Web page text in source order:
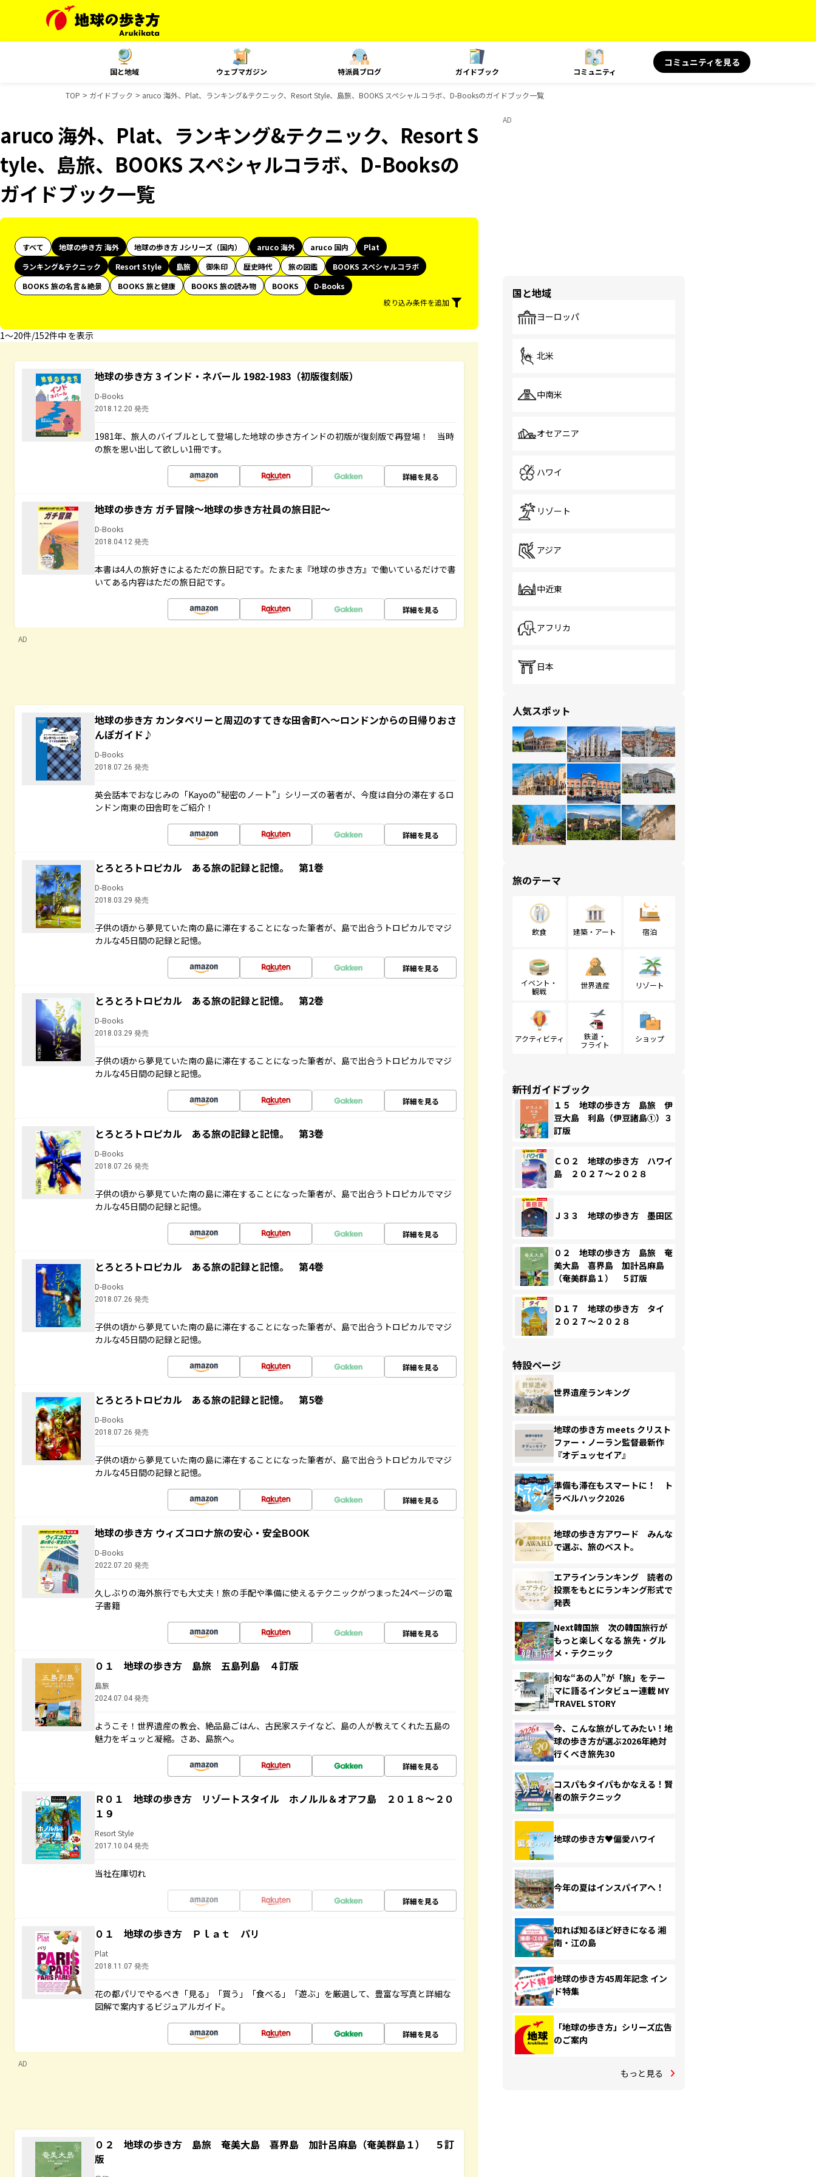
国と地域 ウェブマガジン 特派員ブログ ガイドブック コミュニティ
コミュニティを見る
TOP ガイドブック aruco 海外、Plat、ランキング&テクニック、Resort Style、島旅、BOOKS スペシャルコラボ、D-Booksのガイドブック一覧
aruco 海外、Plat、ランキング&テクニック、Resort S
tyle、島旅、BOOKS スペシャルコラボ、D-Booksの
ガイドブック一覧
すべて 地球の歩き方 海外 地球の歩き方 Jシリーズ（国内） aruco 海外 aruco 国内
Plat
ランキング&テクニック
Resort Style 島旅 御朱印 歴史時代 旅の図鑑
BOOKS スペシャルコラボ
BOOKS 旅の名言＆絶景
BOOKS 旅と健康 BOOKS 旅の読み物 BOOKS
D-Books
絞り込み条件を追加
1〜20件/152件中 を表示
地球の歩き方 3 インド・ネパール 1982-1983（初版復刻版）
D-Books
2018.12.20 発売
1981年、旅人のバイブルとして登場した地球の歩き方インドの初版が復刻版で再登場！ 当時
の旅を思い出して欲しい1冊です。
詳細を見る
地球の歩き方 ガチ冒険～地球の歩き方社員の旅日記～
D-Books
2018.04.12 発売
本書は4人の旅好きによるただの旅日記です。たまたま『地球の歩き方』で働いているだけで書
いてある内容はただの旅日記です。
詳細を見る
AD
地球の歩き方 カンタベリーと周辺のすてきな田舎町へ～ロンドンからの日帰りおさ
んぽガイド♪
D-Books
2018.07.26 発売
英会話本でおなじみの「Kayoの“秘密のノート”」シリーズの著者が、今度は自分の滞在するロ
ンドン南東の田舎町をご紹介！
詳細を見る
とろとろトロピカル ある旅の記録と記憶。 第1巻
D-Books
2018.03.29 発売
子供の頃から夢見ていた南の島に滞在することになった筆者が、島で出合うトロピカルでマジ
カルな45日間の記録と記憶。
詳細を見る
とろとろトロピカル ある旅の記録と記憶。 第2巻
D-Books
2018.03.29 発売
子供の頃から夢見ていた南の島に滞在することになった筆者が、島で出合うトロピカルでマジ
カルな45日間の記録と記憶。
詳細を見る
とろとろトロピカル ある旅の記録と記憶。 第3巻
D-Books
2018.07.26 発売
子供の頃から夢見ていた南の島に滞在することになった筆者が、島で出合うトロピカルでマジ
カルな45日間の記録と記憶。
詳細を見る
とろとろトロピカル ある旅の記録と記憶。 第4巻
D-Books
2018.07.26 発売
子供の頃から夢見ていた南の島に滞在することになった筆者が、島で出合うトロピカルでマジ
カルな45日間の記録と記憶。
詳細を見る
とろとろトロピカル ある旅の記録と記憶。 第5巻
D-Books
2018.07.26 発売
子供の頃から夢見ていた南の島に滞在することになった筆者が、島で出合うトロピカルでマジ
カルな45日間の記録と記憶。
詳細を見る
地球の歩き方 ウィズコロナ旅の安心・安全BOOK
D-Books
2022.07.20 発売
久しぶりの海外旅行でも大丈夫！旅の手配や準備に使えるテクニックがつまった24ページの電
子書籍
詳細を見る
０１ 地球の歩き方 島旅 五島列島 ４訂版
島旅
2024.07.04 発売
ようこそ！世界遺産の教会、絶品島ごはん、古民家ステイなど、島の人が教えてくれた五島の
魅力をギュッと凝縮。さあ、島旅へ。
詳細を見る
Ｒ０１ 地球の歩き方 リゾートスタイル ホノルル＆オアフ島 ２０１８～２０
１９
Resort Style
2017.10.04 発売
当社在庫切れ
詳細を見る
０１ 地球の歩き方 Ｐｌａｔ パリ
Plat
2018.11.07 発売
花の都パリでやるべき「見る」「買う」「食べる」「遊ぶ」を厳選して、豊富な写真と詳細な
図解で案内するビジュアルガイド。
詳細を見る
AD
０２ 地球の歩き方 島旅 奄美大島 喜界島 加計呂麻島（奄美群島１） ５訂
版
AD
国と地域
ヨーロッパ
北米
中南米
オセアニア
ハワイ
リゾート
アジア
中近東
アフリカ
日本
人気スポット
旅のテーマ
飲食 建築・アート 宿泊
イベント・
観戦
世界遺産 リゾート
アクティビティ
鉄道・
フライト
ショップ
新刊ガイドブック
１５ 地球の歩き方 島旅 伊
豆大島 利島（伊豆諸島①）３
訂版
Ｃ０２ 地球の歩き方 ハワイ
島 ２０２７～２０２８
Ｊ３３ 地球の歩き方 墨田区
０２ 地球の歩き方 島旅 奄
美大島 喜界島 加計呂麻島
（奄美群島１） ５訂版
Ｄ１７ 地球の歩き方 タイ
２０２７～２０２８
特設ページ
世界遺産ランキング
地球の歩き方 meets クリスト
ファー・ノーラン監督最新作
『オデュッセイア』
準備も滞在もスマートに！ ト
ラベルハック2026
地球の歩き方アワード みんな
で選ぶ、旅のベスト。
エアラインランキング 読者の
投票をもとにランキング形式で
発表
Next韓国旅 次の韓国旅行が
もっと楽しくなる 旅先・グル
メ・テクニック
旬な“あの人”が「旅」をテー
マに語るインタビュー連載 MY
TRAVEL STORY
今、こんな旅がしてみたい！地
球の歩き方が選ぶ2026年絶対
行くべき旅先30
コスパもタイパもかなえる！賢
者の旅テクニック
地球の歩き方♥偏愛ハワイ
今年の夏はインスパイアへ！
知れば知るほど好きになる 湘
南・江の島
地球の歩き方45周年記念 イン
ド特集
「地球の歩き方」シリーズ広告
のご案内
もっと見る